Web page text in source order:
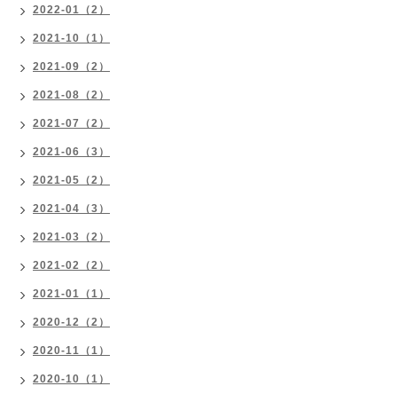
2022-01（2）
2021-10（1）
2021-09（2）
2021-08（2）
2021-07（2）
2021-06（3）
2021-05（2）
2021-04（3）
2021-03（2）
2021-02（2）
2021-01（1）
2020-12（2）
2020-11（1）
2020-10（1）